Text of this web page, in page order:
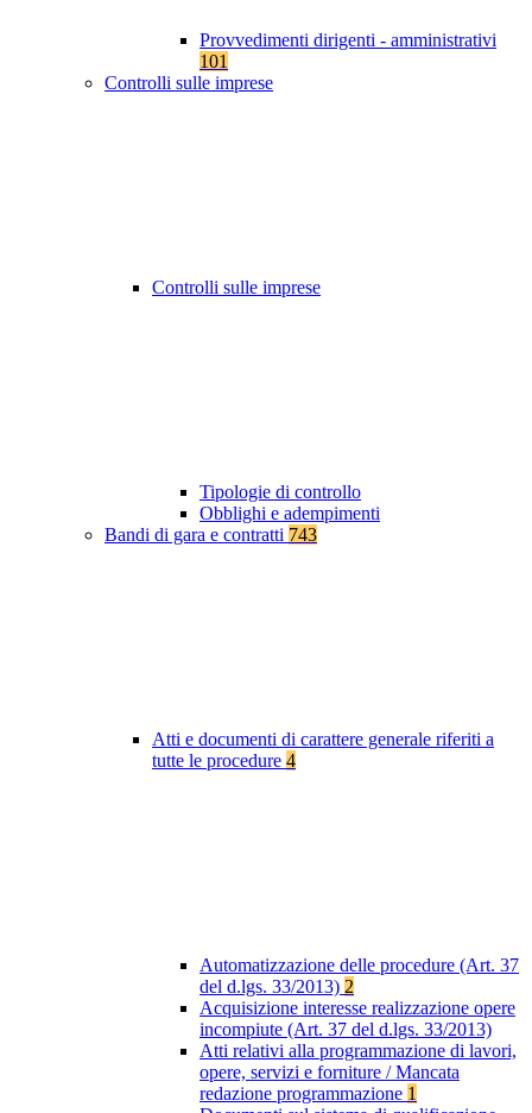
Provvedimenti dirigenti - amministrativi
101
Controlli sulle imprese
Controlli sulle imprese
Tipologie di controllo
Obblighi e adempimenti
Bandi di gara e contratti 743
Atti e documenti di carattere generale riferiti a
tutte le procedure 4
Automatizzazione delle procedure (Art. 37
del d.lgs. 33/2013) 2
Acquisizione interesse realizzazione opere
incompiute (Art. 37 del d.lgs. 33/2013)
Atti relativi alla programmazione di lavori,
opere, servizi e forniture / Mancata
redazione programmazione 1